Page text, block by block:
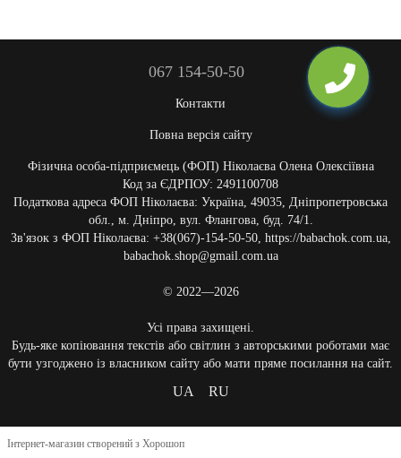
067 154-50-50
Контакти
Повна версія сайту
Фізична особа-підприємець (ФОП) Ніколаєва Олена Олексіївна
Код за ЄДРПОУ: 2491100708
Податкова адреса ФОП Ніколаєва: Україна, 49035, Дніпропетровська
обл., м. Дніпро, вул. Флангова, буд. 74/1.
Зв'язок з ФОП Ніколаєва: +38(067)-154-50-50, https://babachok.com.ua,
babachok.shop@gmail.com.ua
© 2022—2026
Усі права захищені.
Будь-яке копіювання текстів або світлин з авторськими роботами має
бути узгоджено із власником сайту або мати пряме посилання на сайт.
UA RU
Інтернет-магазин створений з Хорошоп